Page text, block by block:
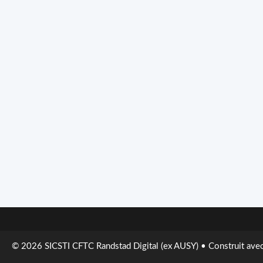
© 2026 SICSTI CFTC Randstad Digital (ex AUSY) • Construit